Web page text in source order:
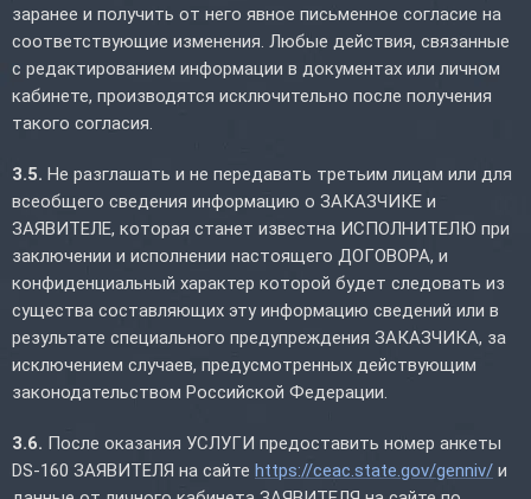
заранее и получить от него явное письменное согласие на
соответствующие изменения. Любые действия, связанные
с редактированием информации в документах или личном
кабинете, производятся исключительно после получения
такого согласия.
3.5. Не разглашать и не передавать третьим лицам или для
всеобщего сведения информацию о ЗАКАЗЧИКЕ и
ЗАЯВИТЕЛЕ, которая станет известна ИСПОЛНИТЕЛЮ при
заключении и исполнении настоящего ДОГОВОРА, и
конфиденциальный характер которой будет следовать из
существа составляющих эту информацию сведений или в
результате специального предупреждения ЗАКАЗЧИКА, за
исключением случаев, предусмотренных действующим
законодательством Российской Федерации.
3.6. После оказания УСЛУГИ предоставить номер анкеты
DS-160 ЗАЯВИТЕЛЯ на сайте https://ceac.state.gov/genniv/ и